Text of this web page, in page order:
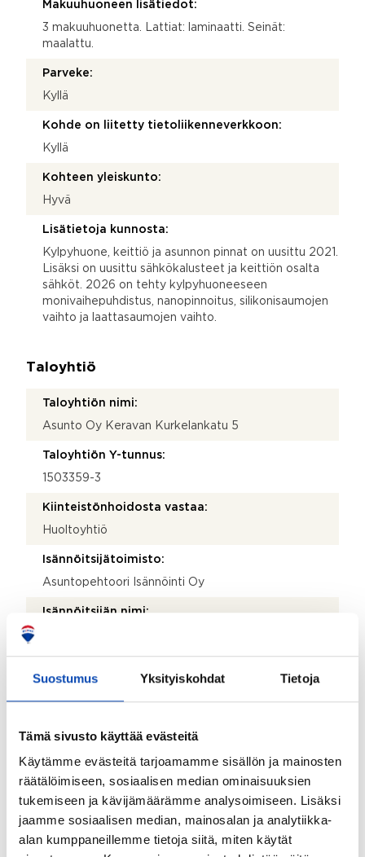
Suostumus Yksityiskohdat Tietoja
Tämä sivusto käyttää evästeitä
Käytämme evästeitä tarjoamamme sisällön ja mainosten
räätälöimiseen, sosiaalisen median ominaisuuksien
tukemiseen ja kävijämäärämme analysoimiseen. Lisäksi
jaamme sosiaalisen median, mainosalan ja analytiikka-
alan kumppaneillemme tietoja siitä, miten käytät
Makuuhuoneen lisätiedot:
3 makuuhuonetta. Lattiat: laminaatti. Seinät:
maalattu.
Parveke:
Kyllä
Kohde on liitetty tietoliikenneverkkoon:
Kyllä
Kohteen yleiskunto:
Hyvä
Lisätietoja kunnosta:
Kylpyhuone, keittiö ja asunnon pinnat on uusittu 2021.
Lisäksi on uusittu sähkökalusteet ja keittiön osalta
sähköt. 2026 on tehty kylpyhuoneeseen
monivaihepuhdistus, nanopinnoitus, silikonisaumojen
vaihto ja laattasaumojen vaihto.
Taloyhtiö
Taloyhtiön nimi:
Asunto Oy Keravan Kurkelankatu 5
Taloyhtiön Y-tunnus:
1503359-3
Kiinteistönhoidosta vastaa:
Huoltoyhtiö
Isännöitsijätoimisto:
Asuntopehtoori Isännöinti Oy
Isännöitsijän nimi:
isannointi@asuntopehtoori.fi
Kauppakatu 14
Postinumero:
Postitoimipaikka:
Tampere